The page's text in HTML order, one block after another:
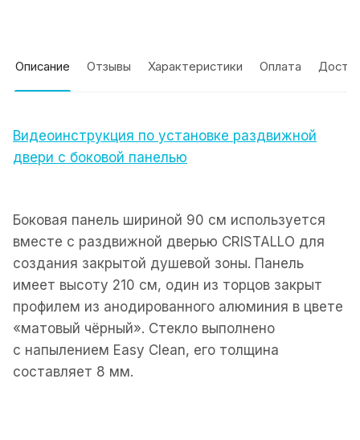
Описание Отзывы Характеристики Оплата
Видеоинструкция по установке раздвижной
двери с боковой панелью
Боковая панель шириной 90 см используется
вместе с раздвижной дверью CRISTALLO для
создания закрытой душевой зоны. Панель
имеет высоту 210 см, один из торцов закрыт
профилем из анодированного алюминия в цвете
«матовый чёрный». Стекло выполнено
с напылением Easy Сlean, его толщина
составляет 8 мм.